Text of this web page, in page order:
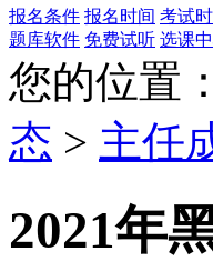
报名条件 报名时间 考试
题库软件 免费试听 选课
您的位置：
态 > 主任
2021年